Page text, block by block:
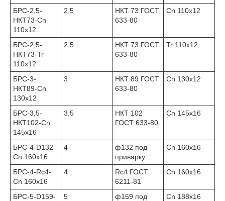
БРС-2,5-
НКТ73-Cn
110x12
2,5
НКТ 73 ГОСТ
633-80
Cn 110x12
БРС-2,5-
НКТ73-Tr
110x12
2,5
НКТ 73 ГОСТ
633-80
Tr 110x12
БРС-3-
НКТ89-Cn
130x12
3
НКТ 89 ГОСТ
633-80
Cn 130x12
БРС-3,5-
НКТ102-Cn
145x16
3,5
НКТ 102
ГОСТ 633-80
Cn 145x16
БРС-4-D132-
Cn 160x16
4
ф132 под
приварку
Cn 160x16
БРС-4-Rc4-
Cn 160x16
4
Rc4 ГОСТ
6211-81
Cn 160x16
БРС-5-D159-
5
ф159 под
Cn 188x16